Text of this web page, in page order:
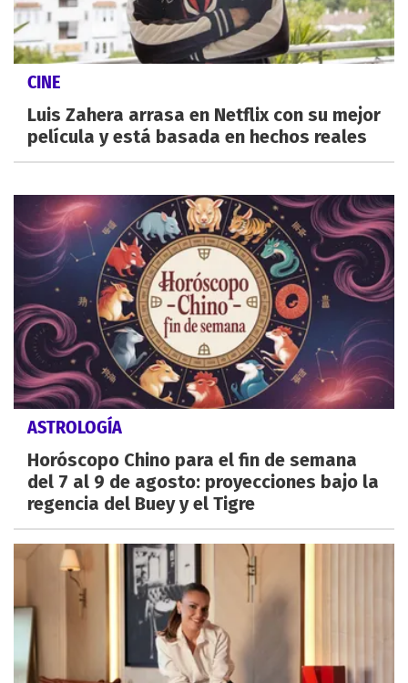
CINE
Luis Zahera arrasa en Netflix con su mejor
película y está basada en hechos reales
ASTROLOGÍA
Horóscopo Chino para el fin de semana
del 7 al 9 de agosto: proyecciones bajo la
regencia del Buey y el Tigre